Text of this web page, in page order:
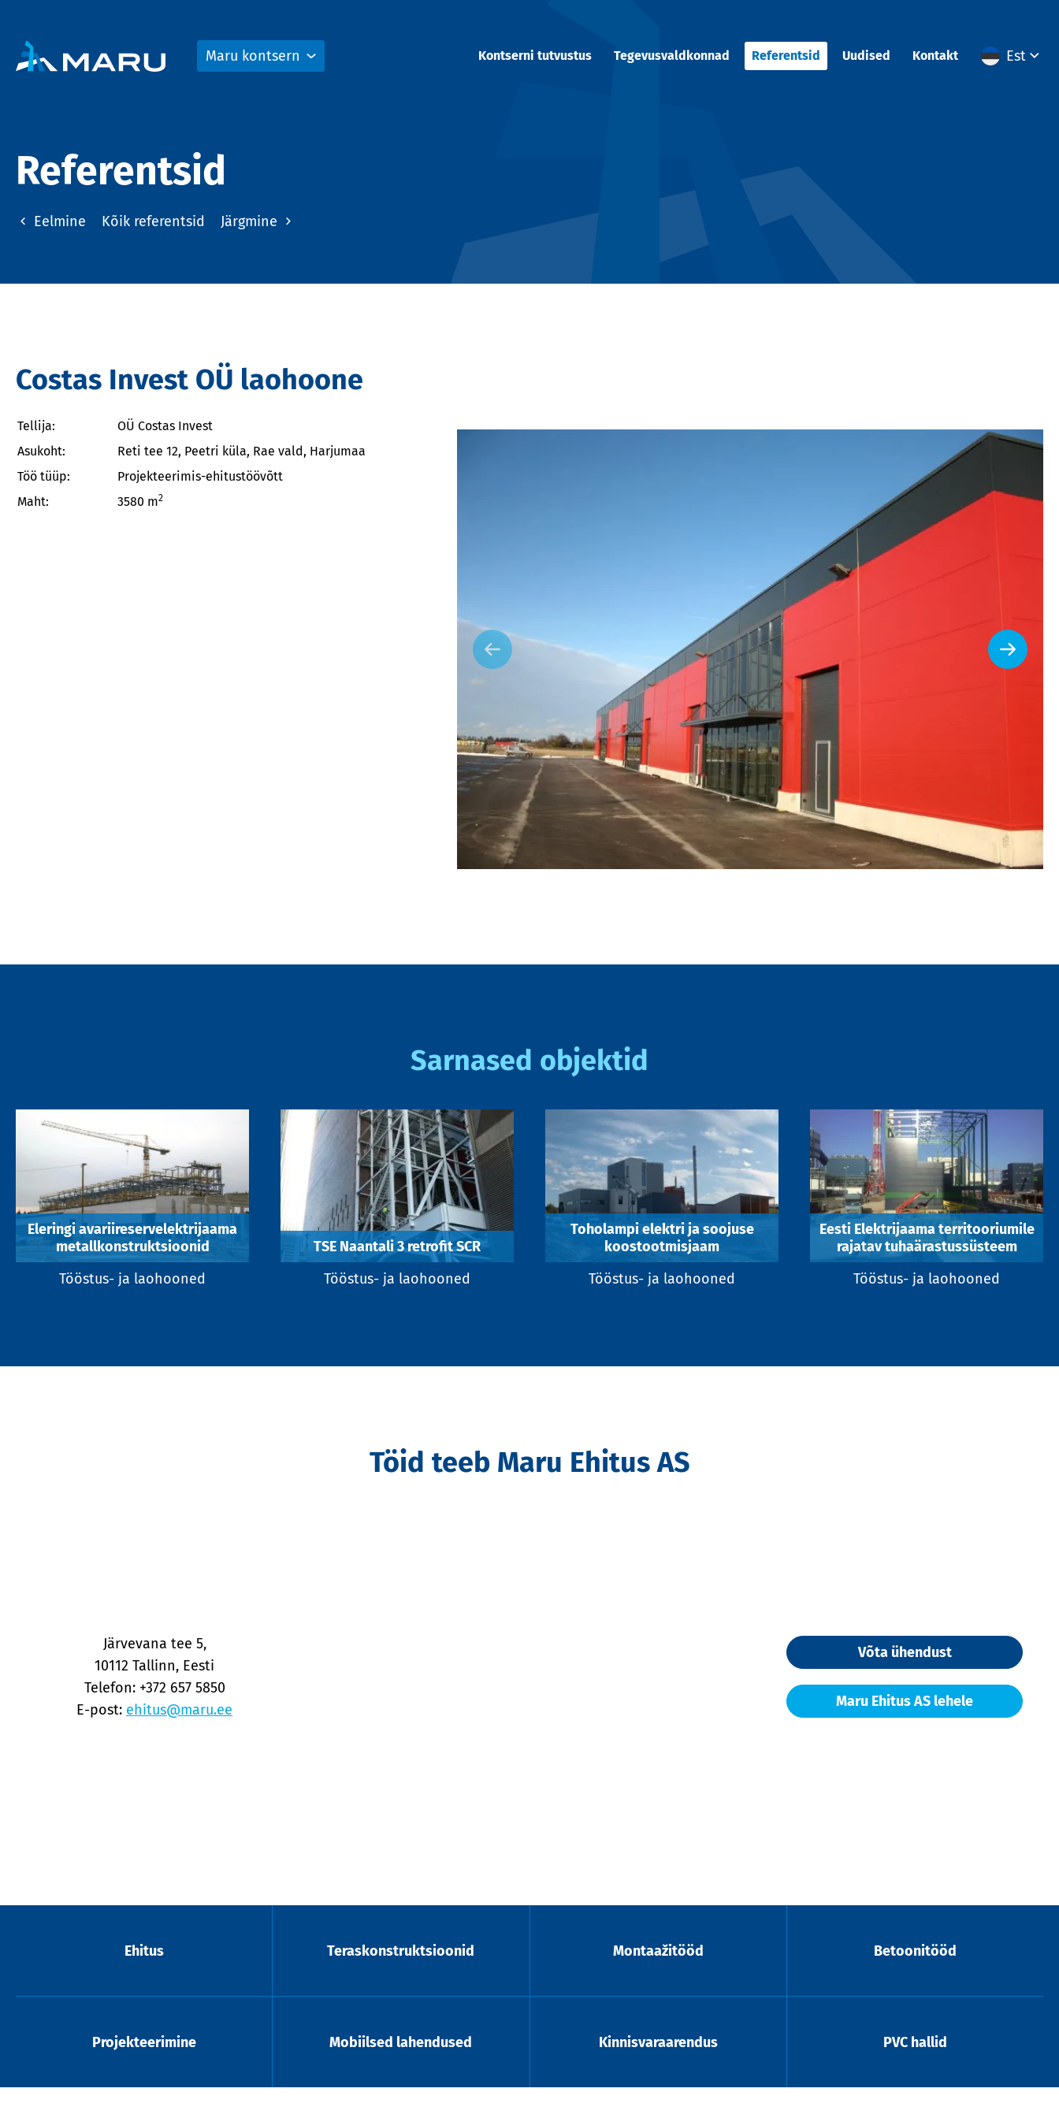
Maru kontsern Kontserni tutvustus Tegevusvaldkonnad Referentsid Uudised Kontakt Est
Referentsid
Eelmine Kõik referentsid Järgmine
Costas Invest OÜ laohoone
Tellija:
OÜ Costas Invest
Asukoht:
Reti tee 12, Peetri küla, Rae vald, Harjumaa
Töö tüüp:
Projekteerimis-ehitustöövõtt
Maht:
3580 m2
Sarnased objektid
Eleringi avariireservelektrijaama
metallkonstruktsioonid
Tööstus- ja laohooned
TSE Naantali 3 retrofit SCR
Tööstus- ja laohooned
Toholampi elektri ja soojuse
koostootmisjaam
Tööstus- ja laohooned
Eesti Elektrijaama territooriumile
rajatav tuhaärastussüsteem
Tööstus- ja laohooned
Töid teeb Maru Ehitus AS
Järvevana tee 5,
10112 Tallinn, Eesti
Telefon: +372 657 5850
E-post: ehitus@maru.ee
Võta ühendust
Maru Ehitus AS lehele
Ehitus Teraskonstruktsioonid Montaažitööd Betoonitööd
Projekteerimine Mobiilsed lahendused Kinnisvaraarendus PVC hallid